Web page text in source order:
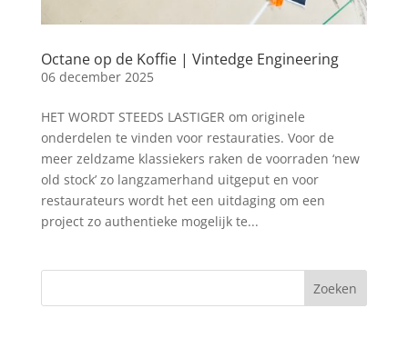
Octane op de Koffie | Vintedge Engineering
06 december 2025
HET WORDT STEEDS LASTIGER om originele
onderdelen te vinden voor restauraties. Voor de
meer zeldzame klassiekers raken de voorraden ‘new
old stock’ zo langzamerhand uitgeput en voor
restaurateurs wordt het een uitdaging om een
project zo authentieke mogelijk te...